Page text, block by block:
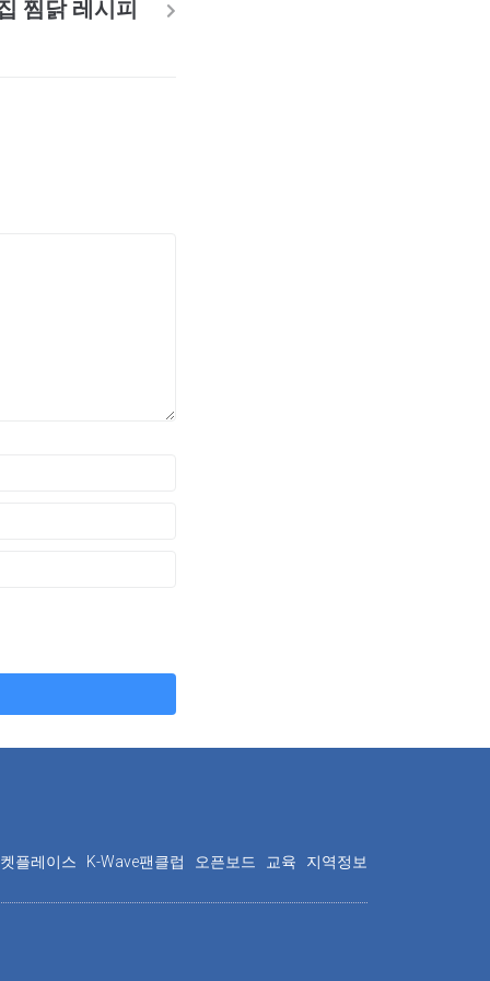
찜닭 레시피
플레이스 K-Wave팬클럽 오픈보드 교육 지역정보